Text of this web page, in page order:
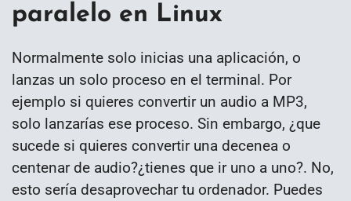
paralelo en Linux
Normalmente solo inicias una aplicación, o
lanzas un solo proceso en el terminal. Por
ejemplo si quieres convertir un audio a MP3,
solo lanzarías ese proceso. Sin embargo, ¿que
sucede si quieres convertir una decenea o
centenar de audio?¿tienes que ir uno a uno?. No,
esto sería desaprovechar tu ordenador. Puedes